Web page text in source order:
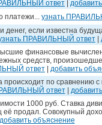
ответ
платежи... узнать
если известна
ПРАВИЛЬНЫЙ ответ
финансовые
средств,
ответ
добавить
по сравнению
ответ|
1000 руб. Ставка
её продал. Cовокупный
добавить объяснение